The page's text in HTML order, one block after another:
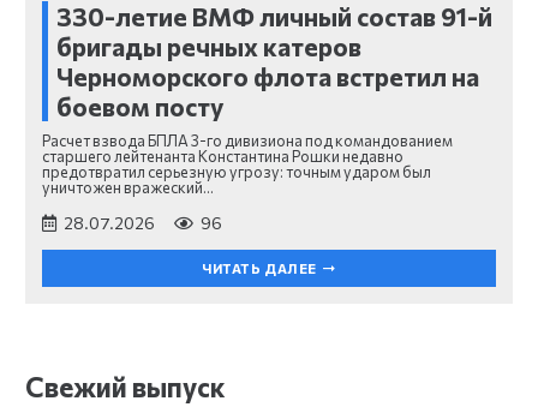
330-летие ВМФ личный состав 91-й
бригады речных катеров
Черноморского флота встретил на
боевом посту
Расчет взвода БПЛА 3-го дивизиона под командованием
старшего лейтенанта Константина Рошки недавно
предотвратил серьезную угрозу: точным ударом был
уничтожен вражеский…
28.07.2026 96
ЧИТАТЬ ДАЛЕЕ
Свежий выпуск